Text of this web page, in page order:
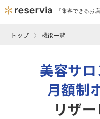
「集客できるお
トップ 機能一覧
美容サ
月額制
リザ